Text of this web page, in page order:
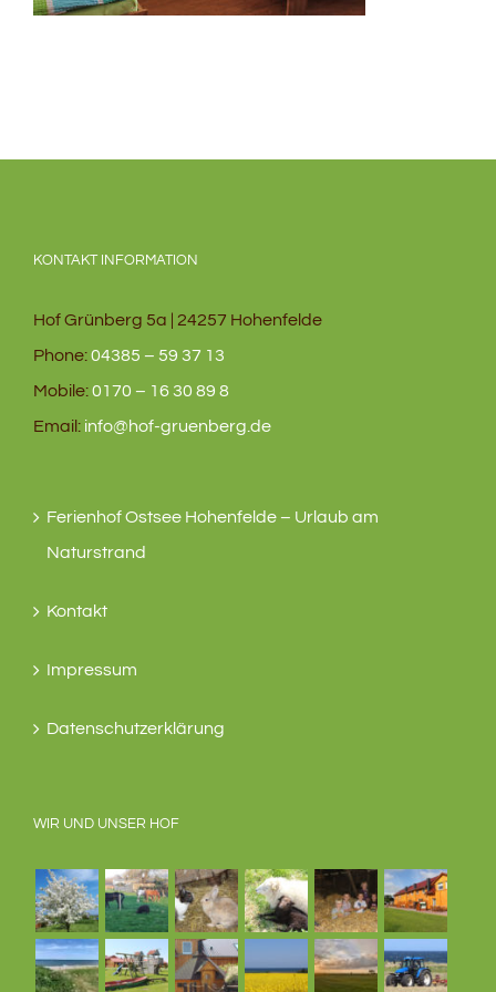
KONTAKT INFORMATION
Hof Grünberg 5a | 24257 Hohenfelde
Phone:04385 – 59 37 13
Mobile:0170 – 16 30 89 8
Email: info@hof-gruenberg.de
Ferienhof Ostsee Hohenfelde – Urlaub am
Naturstrand
Kontakt
Impressum
Datenschutzerklärung
WIR UND UNSER HOF